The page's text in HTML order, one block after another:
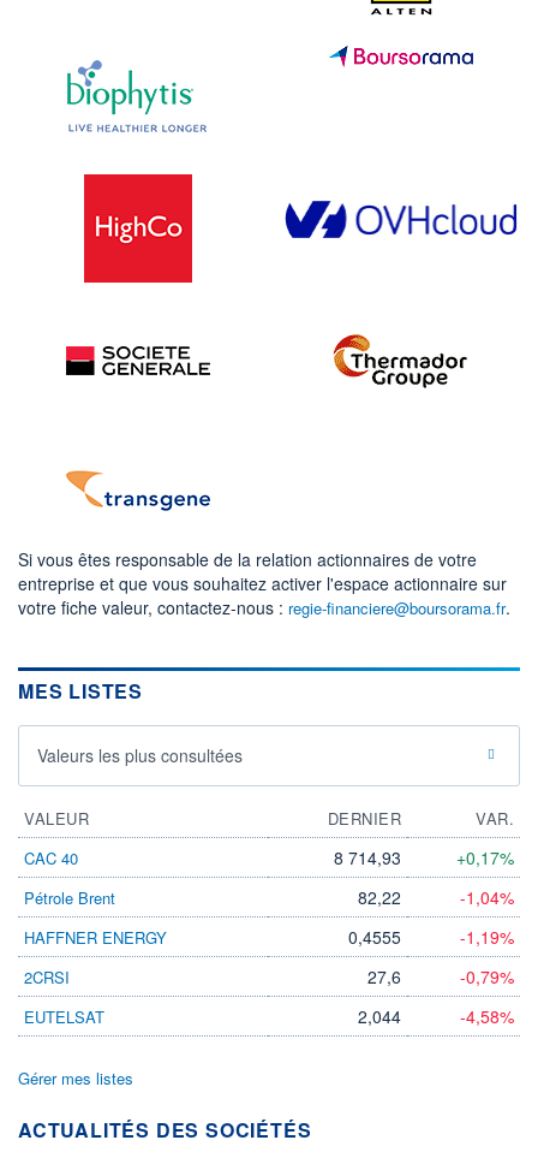
Si vous êtes responsable de la relation actionnaires de votre
entreprise et que vous souhaitez activer l'espace actionnaire sur
votre fiche valeur, contactez-nous : regie-financiere@boursorama.fr.
MES LISTES
Valeurs les plus consultées
VALEUR DERNIER
VAR.
CAC 40
8 714,93 +0,17%
Pétrole Brent 82,22 -1,04%
HAFFNER ENERGY 0,4555 -1,19%
2CRSI 27,6 -0,79%
EUTELSAT 2,044 -4,58%
Gérer mes listes
ACTUALITÉS DES SOCIÉTÉS